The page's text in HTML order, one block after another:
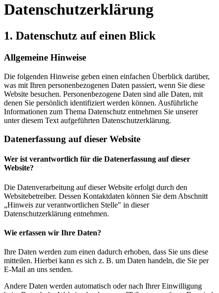
Datenschutzerklärung
1. Datenschutz auf einen Blick
Allgemeine Hinweise
Die folgenden Hinweise geben einen einfachen Überblick darüber,
was mit Ihren personenbezogenen Daten passiert, wenn Sie diese
Website besuchen. Personenbezogene Daten sind alle Daten, mit
denen Sie persönlich identifiziert werden können. Ausführliche
Informationen zum Thema Datenschutz entnehmen Sie unserer
unter diesem Text aufgeführten Datenschutzerklärung.
Datenerfassung auf dieser Website
Wer ist verantwortlich für die Datenerfassung auf dieser
Website?
Die Datenverarbeitung auf dieser Website erfolgt durch den
Websitebetreiber. Dessen Kontaktdaten können Sie dem Abschnitt
„Hinweis zur verantwortlichen Stelle" in dieser
Datenschutzerklärung entnehmen.
Wie erfassen wir Ihre Daten?
Ihre Daten werden zum einen dadurch erhoben, dass Sie uns diese
mitteilen. Hierbei kann es sich z. B. um Daten handeln, die Sie per
E-Mail an uns senden.
Andere Daten werden automatisch oder nach Ihrer Einwilligung